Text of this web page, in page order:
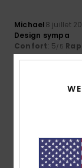
Michael8 juillet
Design sympa
Confort: 5/5
parfaiteMatière
Jean Pierre29
Très bien